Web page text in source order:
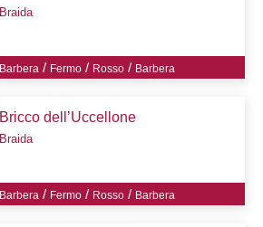
Braida
Barbera / Fermo / Rosso / Barbera
Bricco dell’Uccellone
Braida
Barbera / Fermo / Rosso / Barbera